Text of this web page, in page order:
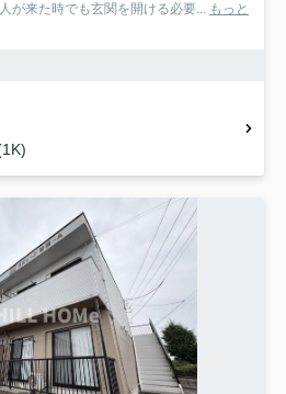
が来た時でも玄関を開ける必要... もっと